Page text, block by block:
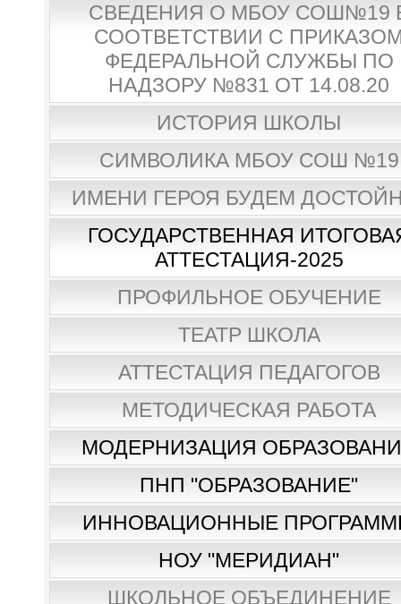
СВЕДЕНИЯ О МБОУ СОШ№19
СООТВЕТСТВИИ С
ФЕДЕРАЛЬНОЙ СЛУЖБЫ ПО
НАДЗОРУ №831 ОТ 14.08.20
ИСТОРИЯ ШКОЛЫ
СИМВОЛИКА МБОУ СОШ №19
ИМЕНИ ГЕРОЯ БУДЕМ
ГОСУДАРСТВЕННАЯ
АТТЕСТАЦИЯ-2025
ПРОФИЛЬНОЕ ОБУЧЕНИЕ
ТЕАТР ШКОЛА
АТТЕСТАЦИЯ ПЕДАГОГОВ
МЕТОДИЧЕСКАЯ РАБОТА
МОДЕРНИЗАЦИЯ
ПНП "ОБРАЗОВАНИЕ"
ИННОВАЦИОННЫЕ
НОУ "МЕРИДИАН"
ШКОЛЬНОЕ ОБЪЕДИНЕНИЕ